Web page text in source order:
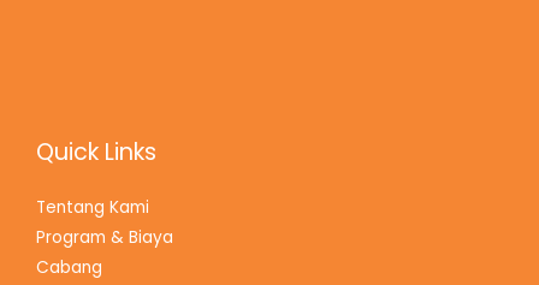
Quick Links
Tentang Kami
Program & Biaya
Cabang